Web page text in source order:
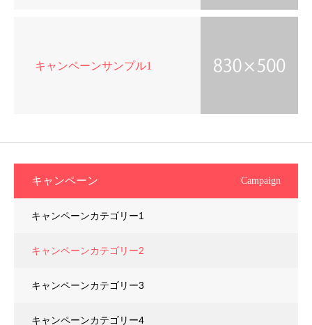
キャンペーンサンプル1
キャンペーン Campaign
キャンペーンカテゴリー1
キャンペーンカテゴリー2
キャンペーンカテゴリー3
キャンペーンカテゴリー4